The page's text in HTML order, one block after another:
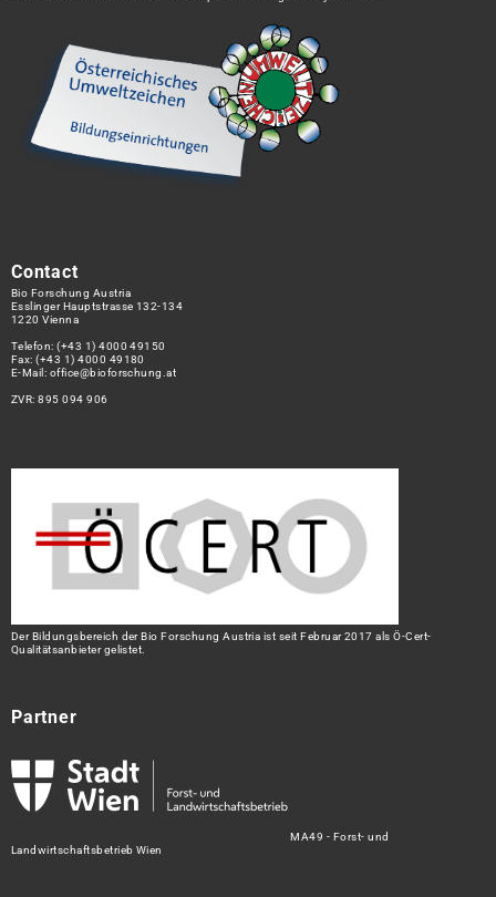
Contact
Bio Forschung Austria
Esslinger Hauptstrasse 132-134
1220 Vienna
Telefon:(+43 1) 4000 49150
Fax: (+43 1) 4000 49180
E-Mail: office@bioforschung.at
ZVR: 895 094 906
Der Bildungsbereich der Bio Forschung Austria ist seit Februar 2017 als Ö-Cert-
Qualitätsanbieter gelistet.
Partner
MA49 - Forst- und
Landwirtschaftsbetrieb Wien